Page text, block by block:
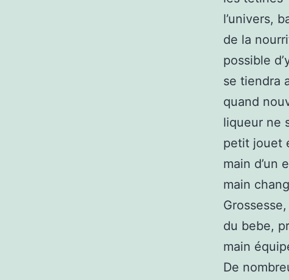
l’univers,
de la
possible
se tiendra
quand
liqueur ne
petit jouet
main d’un
main
du bebe,
main
De